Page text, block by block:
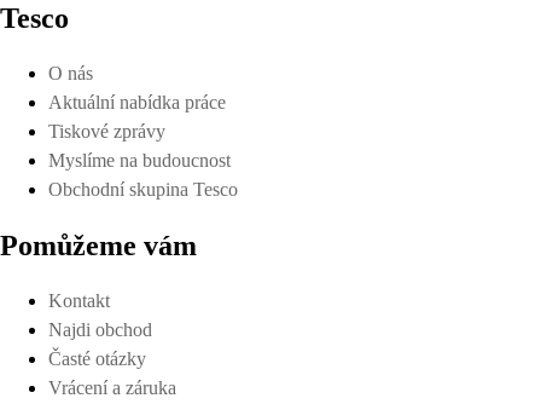
Tesco
O nás
Aktuální nabídka práce
Tiskové zprávy
Myslíme na budoucnost
Obchodní skupina Tesco
Pomůžeme vám
Kontakt
Najdi obchod
Časté otázky
Vrácení a záruka